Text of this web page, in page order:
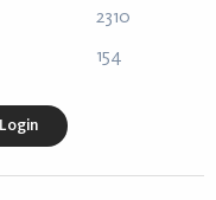
2310
154
Login